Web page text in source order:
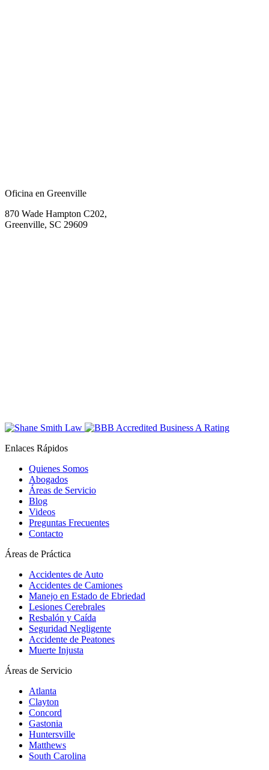
Oficina en Greenville
870 Wade Hampton C202,
Greenville, SC 29609
Enlaces Rápidos
Quienes Somos
Abogados
Áreas de Servicio
Blog
Videos
Preguntas Frecuentes
Contacto
Áreas de Práctica
Accidentes de Auto
Accidentes de Camiones
Manejo en Estado de Ebriedad
Lesiones Cerebrales
Resbalón y Caída
Seguridad Negligente
Accidente de Peatones
Muerte Injusta
Áreas de Servicio
Atlanta
Clayton
Concord
Gastonia
Huntersville
Matthews
South Carolina